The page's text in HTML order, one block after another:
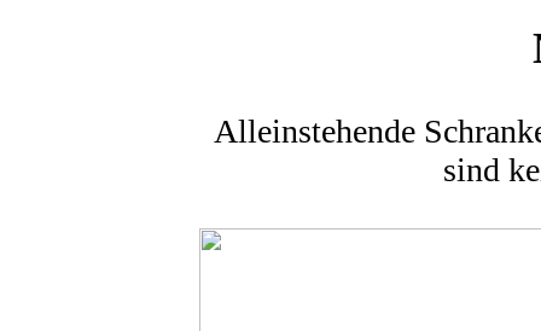
Alleinstehende
sind